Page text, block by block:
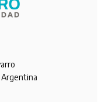
Argentina